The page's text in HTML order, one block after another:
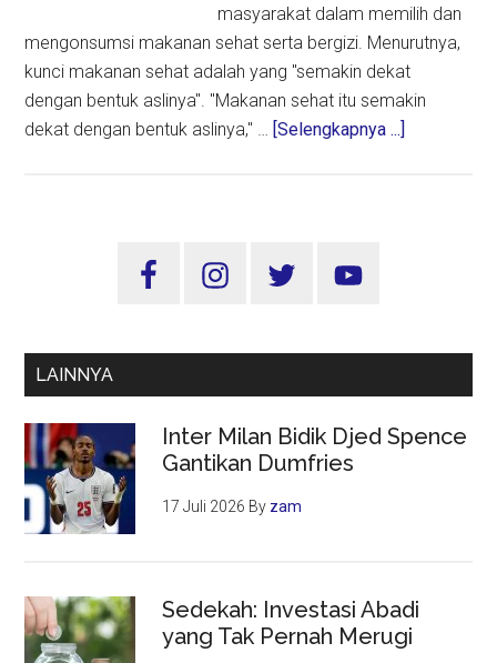
masyarakat dalam memilih dan
mengonsumsi makanan sehat serta bergizi. Menurutnya,
kunci makanan sehat adalah yang "semakin dekat
dengan bentuk aslinya". "Makanan sehat itu semakin
dekat dengan bentuk aslinya," … [Selengkapnya ...]
Makanan
Dekat
Sidebar
LAINNYA
Inter Milan Bidik Djed Spence
Gantikan Dumfries
17 Juli 2026 By zam
Sedekah: Investasi Abadi
yang Tak Pernah Merugi